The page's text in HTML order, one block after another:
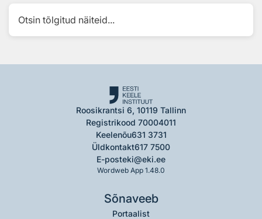
Otsin tõlgitud näiteid...
Roosikrantsi 6, 10119 Tallinn
Registrikood 70004011
Keelenõu631 3731
Üldkontakt617 7500
E-posteki@eki.ee
Wordweb App 1.48.0
Sõnaveeb
Portaalist